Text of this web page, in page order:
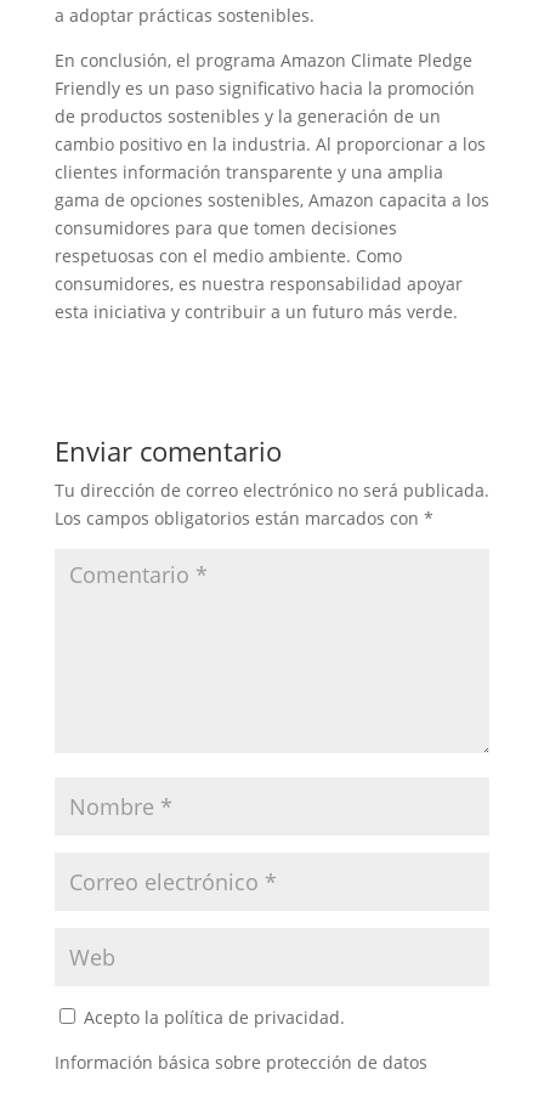
a adoptar prácticas sostenibles.
En conclusión, el programa Amazon Climate Pledge
Friendly es un paso significativo hacia la promoción
de productos sostenibles y la generación de un
cambio positivo en la industria. Al proporcionar a los
clientes información transparente y una amplia
gama de opciones sostenibles, Amazon capacita a los
consumidores para que tomen decisiones
respetuosas con el medio ambiente. Como
consumidores, es nuestra responsabilidad apoyar
esta iniciativa y contribuir a un futuro más verde.
Enviar comentario
Tu dirección de correo electrónico no será publicada.
Los campos obligatorios están marcados con *
Acepto la política de privacidad.
Información básica sobre protección de datos